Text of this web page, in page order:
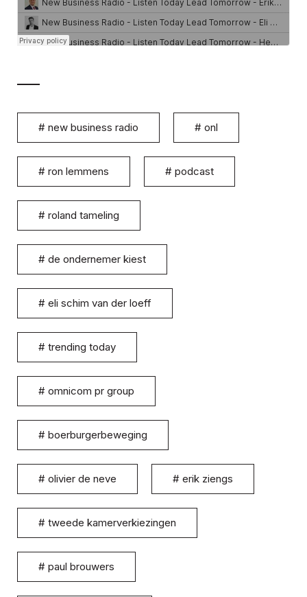
# new business radio # onl
# ron lemmens # podcast
# roland tameling
# de ondernemer kiest
# eli schim van der loeff
# trending today
# omnicom pr group
# boerburgerbeweging
# olivier de neve # erik ziengs
# tweede kamerverkiezingen
# paul brouwers